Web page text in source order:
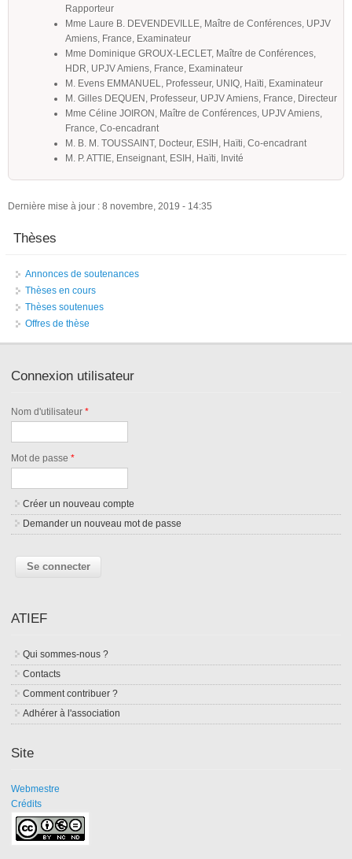
Rapporteur
Mme Laure B. DEVENDEVILLE, Maître de Conférences, UPJV
Amiens, France, Examinateur
Mme Dominique GROUX-LECLET, Maître de Conférences,
HDR, UPJV Amiens, France, Examinateur
M. Evens EMMANUEL, Professeur, UNIQ, Haïti, Examinateur
M. Gilles DEQUEN, Professeur, UPJV Amiens, France, Directeur
Mme Céline JOIRON, Maître de Conférences, UPJV Amiens,
France, Co-encadrant
M. B. M. TOUSSAINT, Docteur, ESIH, Haïti, Co-encadrant
M. P. ATTIE, Enseignant, ESIH, Haïti, Invité
Dernière mise à jour : 8 novembre, 2019 - 14:35
Thèses
Annonces de soutenances
Thèses en cours
Thèses soutenues
Offres de thèse
Connexion utilisateur
Nom d'utilisateur*
Mot de passe*
Créer un nouveau compte
Demander un nouveau mot de passe
ATIEF
Qui sommes-nous ?
Contacts
Comment contribuer ?
Adhérer à l'association
Site
Webmestre
Crédits